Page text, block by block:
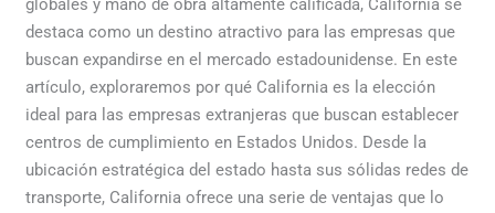
destaca como un destino atractivo para las empresas que
buscan expandirse en el mercado estadounidense. En este
artículo, exploraremos por qué California es la elección
ideal para las empresas extranjeras que buscan establecer
centros de cumplimiento en Estados Unidos. Desde la
ubicación estratégica del estado hasta sus sólidas redes de
transporte, California ofrece una serie de ventajas que lo